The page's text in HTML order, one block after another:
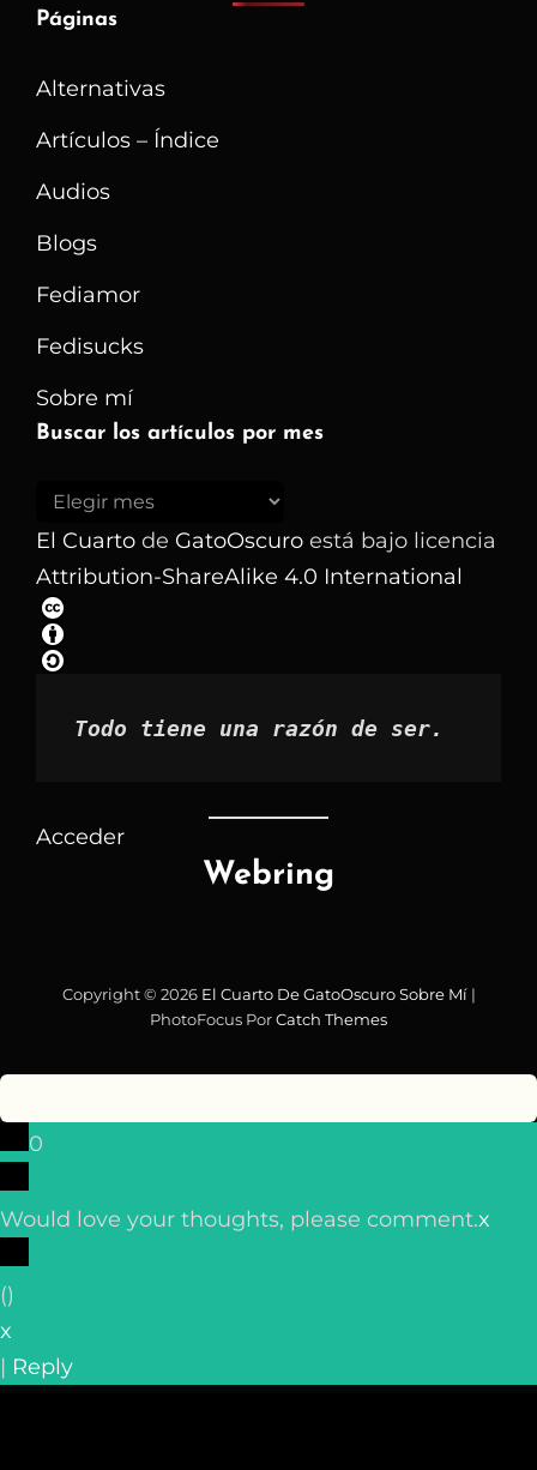
Páginas
Alternativas
Artículos – Índice
Audios
Blogs
Fediamor
Fedisucks
Sobre mí
Buscar los artículos por mes
Buscar
los
artículos
por
mes
El Cuarto de GatoOscuro está bajo licencia
Attribution-ShareAlike 4.0 International
Todo tiene una razón de ser.
Acceder
Webring
Copyright © 2026 El Cuarto De GatoOscuro Sobre Mí|
PhotoFocus PorCatch Themes
0
Would love your thoughts, please comment.x
()
x
| Reply